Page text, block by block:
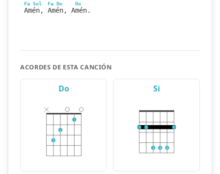
Fa Sol Fa Do Do
Amén, Amén, Amén.
ACORDES DE ESTA CANCIÓN
Do
3
2
1
Si
1 1
2 3 4
1